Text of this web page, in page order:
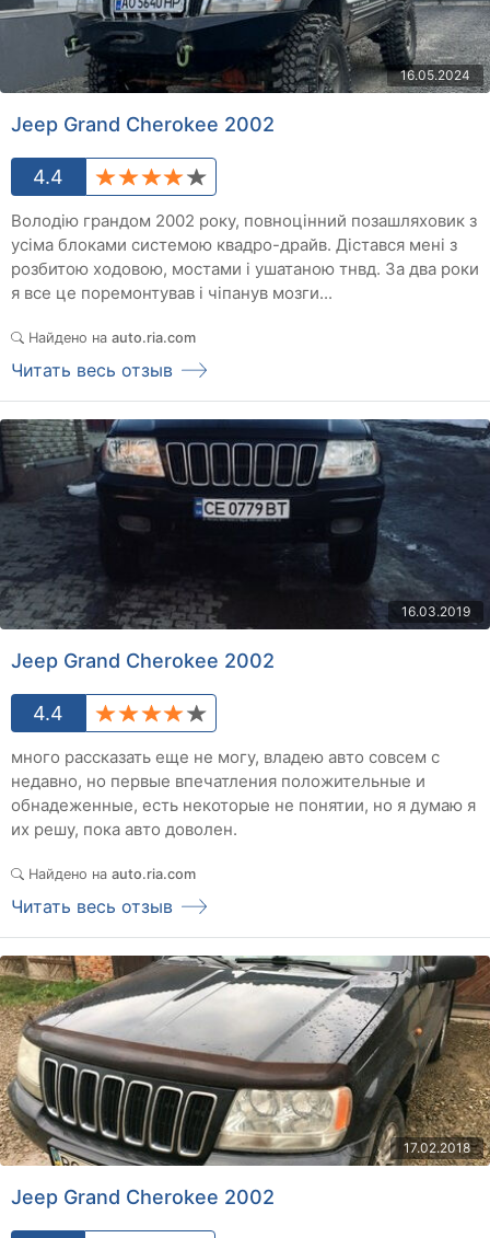
16.05.2024
Jeep Grand Cherokee 2002
4.4
Володію грандом 2002 року, повноцінний позашляховик з
усіма блоками системою квадро-драйв. Дістався мені з
розбитою ходовою, мостами і ушатаною тнвд. За два роки
я все це поремонтував і чіпанув мозги...
Найдено на auto.ria.com
Читать весь отзыв
16.03.2019
Jeep Grand Cherokee 2002
4.4
много рассказать еще не могу, владею авто совсем с
недавно, но первые впечатления положительные и
обнадеженные, есть некоторые не понятии, но я думаю я
их решу, пока авто доволен.
Найдено на auto.ria.com
Читать весь отзыв
17.02.2018
Jeep Grand Cherokee 2002